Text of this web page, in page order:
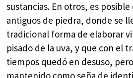
sustancias. En otros, es
antiguos de piedra, donde se
tradicional forma de elaborar
pisado de la uva, y que con el
tiempos quedó en desuso,
mantenido como seña de